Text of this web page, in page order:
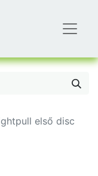
első disc